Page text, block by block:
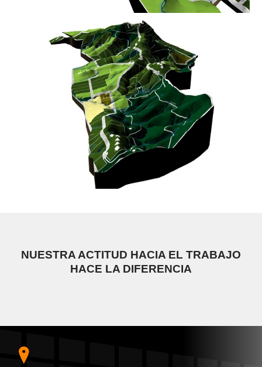
NUESTRA ACTITUD HACIA EL TRABAJO
HACE LA DIFERENCIA